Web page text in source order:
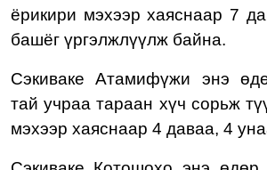
ёрикири мэхээр хаяснаар 7
башёг үргэлжлүүлж байна.
Сэкиваке Атамифүжи энэ
тай учраа тараан хүч сорьж
мэхээр хаяснаар 4 даваа, 4